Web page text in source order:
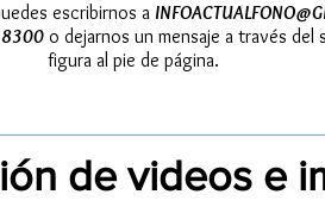
escribirnos a
o dejarnos un mensaje a través del
figura al pie de página.
de videos e